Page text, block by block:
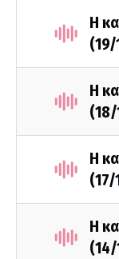
Η
(19/
Η
(18/
Η
(17/
Η
(14/